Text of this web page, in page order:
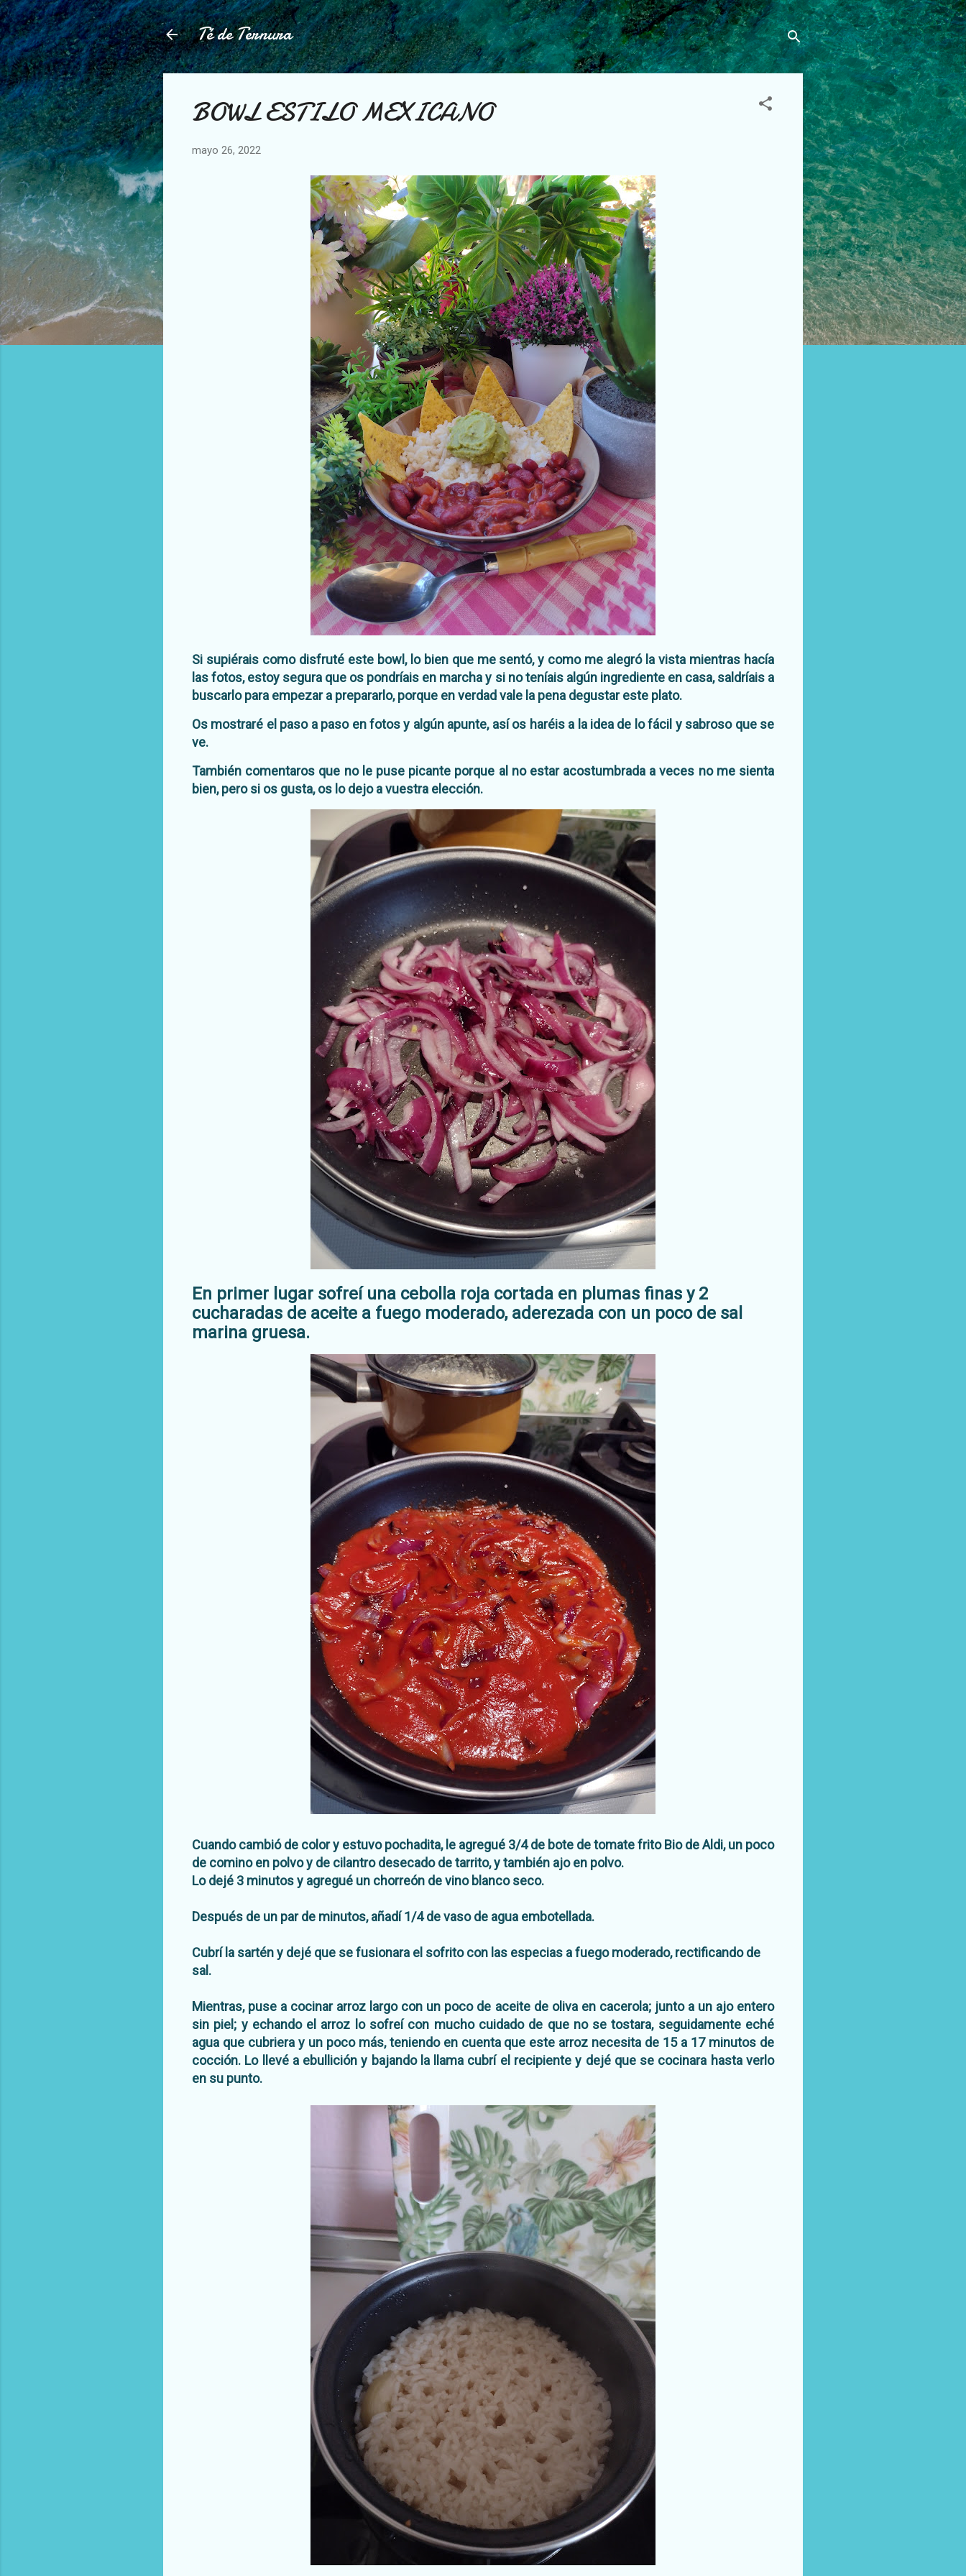
Ir al contenido principal
Té de Ternura
BOWL ESTILO MEXICANO
mayo 26, 2022
Si supiérais como disfruté este bowl, lo bien que me sentó, y como me alegró la vista mientras hacía
las fotos, estoy segura que os pondríais en marcha y si no teníais algún ingrediente en casa, saldríais a
buscarlo para empezar a prepararlo, porque en verdad vale la pena degustar este plato.
Os mostraré el paso a paso en fotos y algún apunte, así os haréis a la idea de lo fácil y sabroso que se
ve.
También comentaros que no le puse picante porque al no estar acostumbrada a veces no me sienta
bien, pero si os gusta, os lo dejo a vuestra elección.
En primer lugar sofreí una cebolla roja cortada en plumas finas y 2
cucharadas de aceite a fuego moderado, aderezada con un poco de sal
marina gruesa.
Cuando cambió de color y estuvo pochadita, le agregué 3/4 de bote de tomate frito Bio de Aldi, un poco
de comino en polvo y de cilantro desecado de tarrito, y también ajo en polvo.
Lo dejé 3 minutos y agregué un chorreón de vino blanco seco.
Después de un par de minutos, añadí 1/4 de vaso de agua embotellada.
Cubrí la sartén y dejé que se fusionara el sofrito con las especias a fuego moderado, rectificando de
sal.
Mientras, puse a cocinar arroz largo con un poco de aceite de oliva en cacerola; junto a un ajo entero
sin piel; y echando el arroz lo sofreí con mucho cuidado de que no se tostara, seguidamente eché
agua que cubriera y un poco más, teniendo en cuenta que este arroz necesita de 15 a 17 minutos de
cocción. Lo llevé a ebullición y bajando la llama cubrí el recipiente y dejé que se cocinara hasta verlo
en su punto.